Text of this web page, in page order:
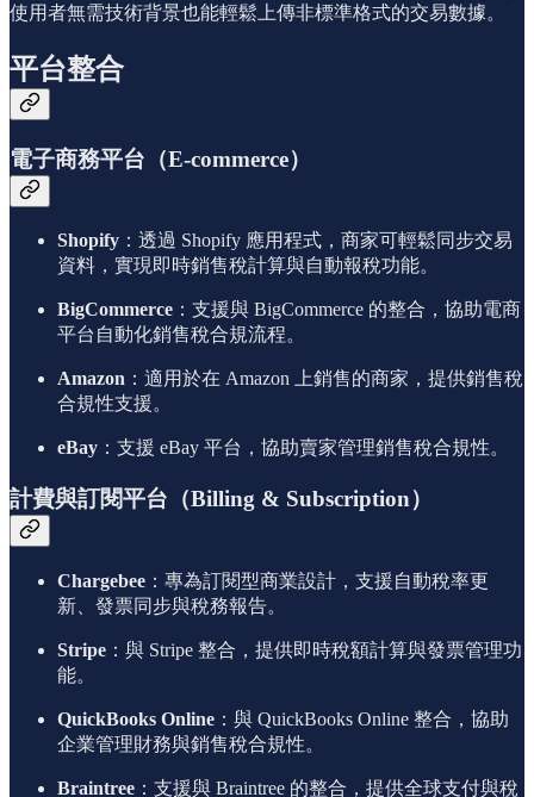
使用者無需技術背景也能輕鬆上傳非標準格式的交易數據。
平台整合
電子商務平台（E-commerce）
Shopify ：透過 Shopify 應用程式，商家可輕鬆同步交易
資料，實現即時銷售稅計算與自動報稅功能。
BigCommerce ：支援與 BigCommerce 的整合，協助電商
平台自動化銷售稅合規流程。
Amazon ：適用於在 Amazon 上銷售的商家，提供銷售稅
合規性支援。
eBay ：支援 eBay 平台，協助賣家管理銷售稅合規性。
計費與訂閱平台（Billing & Subscription）
Chargebee ：專為訂閱型商業設計，支援自動稅率更
新、發票同步與稅務報告。
Stripe ：與 Stripe 整合，提供即時稅額計算與發票管理功
能。
QuickBooks Online ：與 QuickBooks Online 整合，協助
企業管理財務與銷售稅合規性。
Braintree ：支援與 Braintree 的整合，提供全球支付與稅